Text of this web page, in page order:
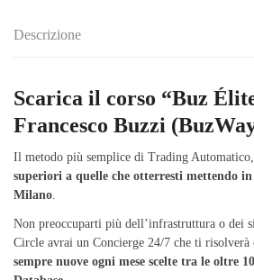
Descrizione
Scarica il corso “Buz
Francesco Buzzi
Il metodo più semplice di Trading Automatico,
superiori a quelle che otterresti mettendo
Milano
Non preoccuparti più dell’infrastruttura o dei
Circle avrai un Concierge 24/7 che ti risolverà
sempre nuove ogni mese scelte tra le oltre